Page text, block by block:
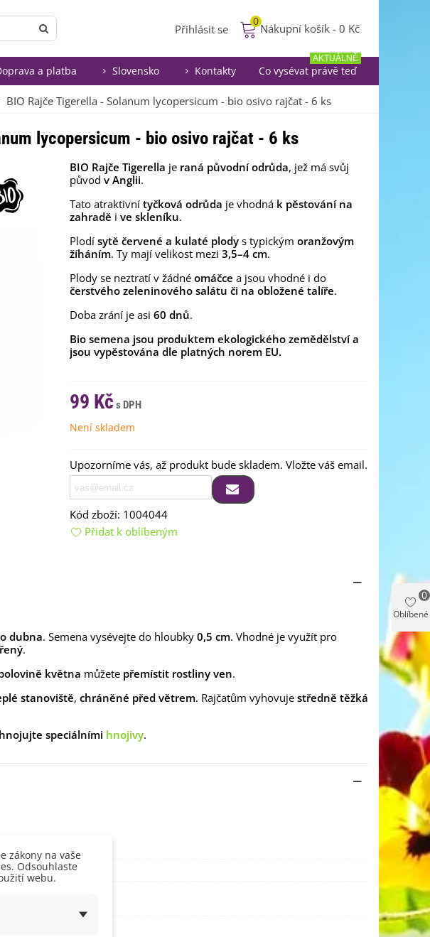
Přihlásit se
0
Nákupní košík - 0 Kč
a platba Slovensko Kontakty Co vysévat právě teď
AKTUÁLNĚ
BIO Rajče Tigerella - Solanum lycopersicum - bio osivo rajčat - 6 ks
lycopersicum - bio osivo rajčat - 6 ks
BIO Rajče Tigerella je raná původní odrůda, jež má svůj
původ v Anglii.
Tato atraktivní tyčková odrůda je vhodná k pěstování na
zahradě i ve skleníku.
Plodí sytě červené a kulaté plody s typickým oranžovým
žíháním. Ty mají velikost mezi 3,5–4 cm.
Plody se neztratí v žádné omáčce a jsou vhodné i do
čerstvého zeleninového salátu či na obložené talíře.
Doba zrání je asi 60 dnů.
Bio semena jsou produktem ekologického zemědělství a
jsou vypěstována dle platných norem EU.
99 Kč
Není skladem
Upozorníme vás, až produkt bude skladem. Vložte váš email.
Kód zboží: 1004044
Přidat k oblíbeným
dubna. Semena vysévejte do hloubky 0,5 cm. Vhodné je využít pro
.
května můžete přemístit rostliny ven.
stanoviště, chráněné před větrem. Rajčatům vyhovuje středně těžká
speciálními hnojivy.
Oblíbené
0
zákony na vaše
Odsouhlaste
webu.